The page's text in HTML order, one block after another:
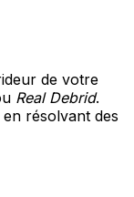
de votre
Real Debrid.
résolvant des